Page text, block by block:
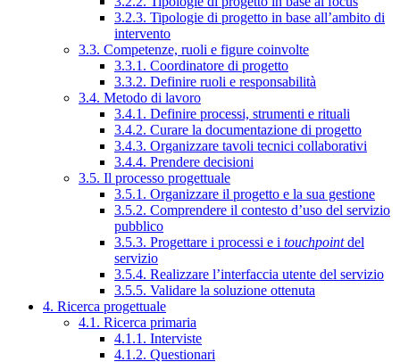
3.2.3. Tipologie di progetto in base all’ambito di
intervento
3.3. Competenze, ruoli e figure coinvolte
3.3.1. Coordinatore di progetto
3.3.2. Definire ruoli e responsabilità
3.4. Metodo di lavoro
3.4.1. Definire processi, strumenti e rituali
3.4.2. Curare la documentazione di progetto
3.4.3. Organizzare tavoli tecnici collaborativi
3.4.4. Prendere decisioni
3.5. Il processo progettuale
3.5.1. Organizzare il progetto e la sua gestione
3.5.2. Comprendere il contesto d’uso del servizio
pubblico
3.5.3. Progettare i processi e i touchpointdel
servizio
3.5.4. Realizzare l’interfaccia utente del servizio
3.5.5. Validare la soluzione ottenuta
4. Ricerca progettuale
4.1. Ricerca primaria
4.1.1. Interviste
4.1.2. Questionari